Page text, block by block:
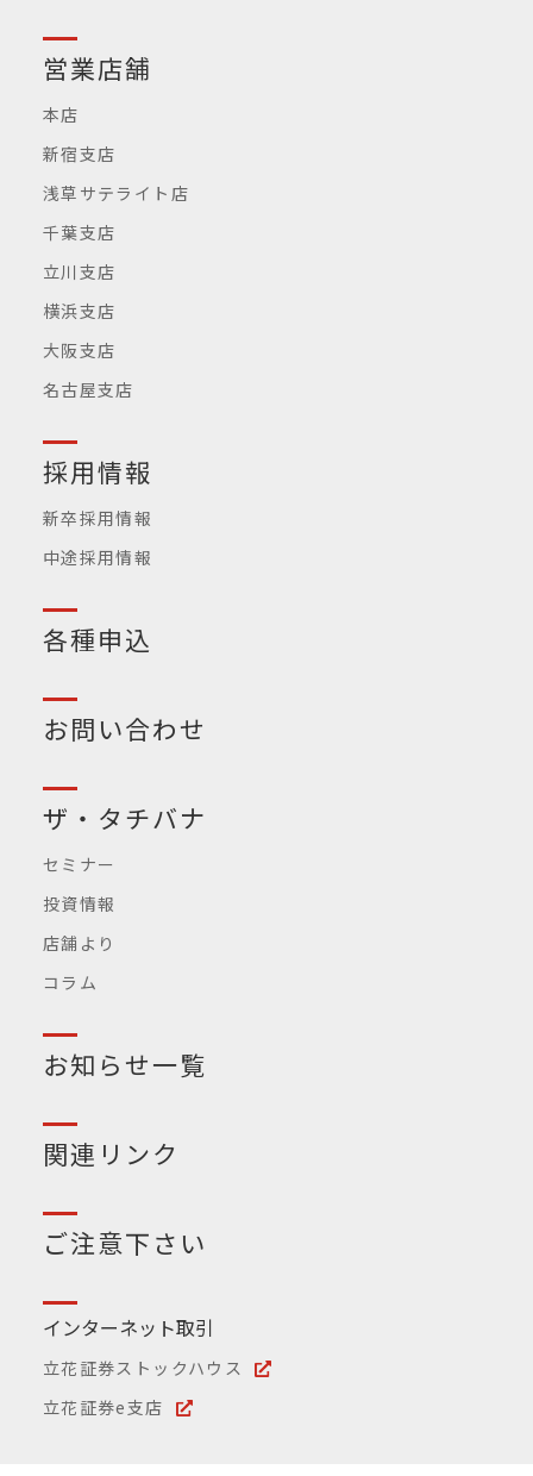
営業店舗
本店
新宿支店
浅草サテライト店
千葉支店
立川支店
横浜支店
大阪支店
名古屋支店
採用情報
新卒採用情報
中途採用情報
各種申込
お問い合わせ
ザ・タチバナ
セミナー
投資情報
店舗より
コラム
お知らせ一覧
関連リンク
ご注意下さい
インターネット取引
立花証券ストックハウス
立花証券e支店